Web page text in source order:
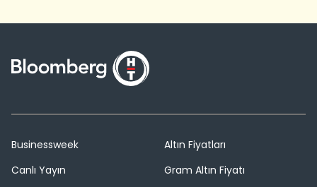
Businessweek
Canlı Yayın
Altın Fiyatları
Gram Altın Fiyatı